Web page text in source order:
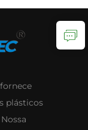
plásticos